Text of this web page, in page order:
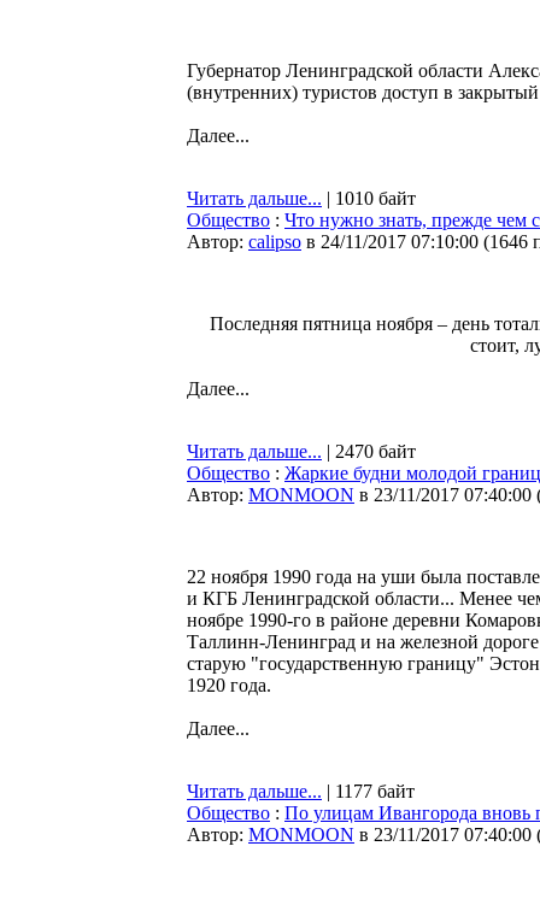
Губернатор Ленинградской области
(внутренних) туристов доступ в
Далее...
Читать дальше... | 1010 байт
Общество : Что нужно знать, прежде чем
Автор: calipso в 24/11/2017 07:10:00 (1646
Последняя пятница ноября – день
стоит,
Далее...
Читать дальше... | 2470 байт
Общество : Жаркие будни молодой
Автор: MONMOON в 23/11/2017 07:40:00
22 ноября 1990 года на уши была
и КГБ Ленинградской области... Менее
ноябре 1990-го в районе деревни
Таллинн-Ленинград и на железной
старую "государственную границу"
1920 года.
Далее...
Читать дальше... | 1177 байт
Общество : По улицам Ивангорода вновь
Автор: MONMOON в 23/11/2017 07:40:00